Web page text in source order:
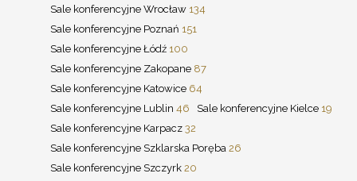
Sale konferencyjne Wrocław 134
Sale konferencyjne Poznań 151
Sale konferencyjne Łódź 100
Sale konferencyjne Zakopane 87
Sale konferencyjne Katowice 64
Sale konferencyjne Lublin 46 Sale konferencyjne Kielce 19
Sale konferencyjne Karpacz 32
Sale konferencyjne Szklarska Poręba 26
Sale konferencyjne Szczyrk 20